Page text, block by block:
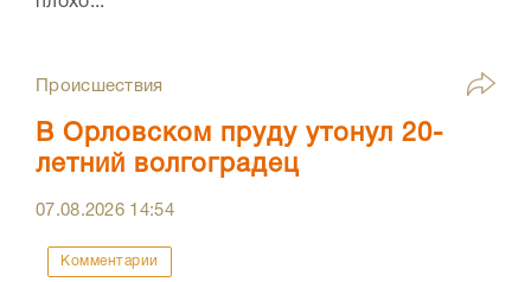
Происшествия
В Орловском пруду утонул 20-
летний волгоградец
07.08.2026 14:54
Комментарии